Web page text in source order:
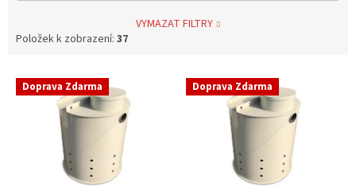
VYMAZAT FILTRY
Položek k zobrazení: 37
V Doprava Zdarma Doprava Zdarma